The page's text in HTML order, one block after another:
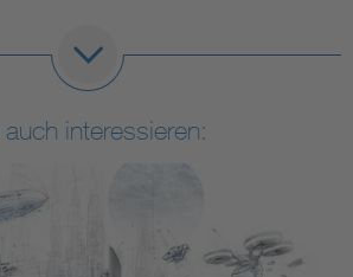
interessieren: